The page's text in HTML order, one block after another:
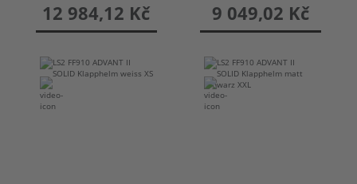
12 984,12 Kč 9 049,02 Kč